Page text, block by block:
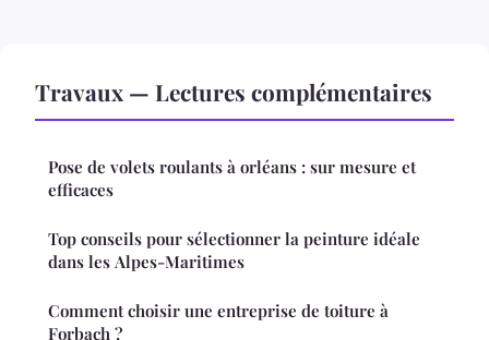
Travaux — Lectures complémentaires
Pose de volets roulants à orléans : sur mesure et
efficaces
Top conseils pour sélectionner la peinture idéale
dans les Alpes-Maritimes
Comment choisir une entreprise de toiture à
Forbach ?